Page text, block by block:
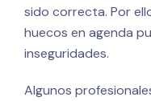
sido correcta. Por
huecos en agenda
inseguridades.
Algunos